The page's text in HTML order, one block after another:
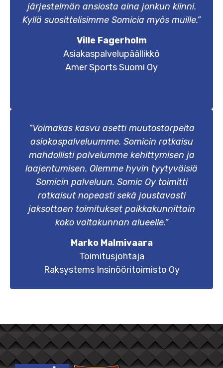
järjestelmän ansiosta aina jonkun kiinni.
Kyllä suosittelisimme Somicia myös muille.”
Ville Fagerholm
Asiakaspalvelupäällikkö
Amer Sports Suomi Oy
”Voimakas kasvu asetti muutostarpeita
asiakaspalveluumme. Somicin ratkaisu
mahdollisti palvelumme kehittymisen ja
laajentumisen. Olemme hyvin tyytyväisiä
Somicin palveluun. Somic Oy toimitti
ratkaisut nopeasti sekä joustavasti
jaksottaen toimitukset paikkakunnittain
koko valtakunnan alueelle.”
Marko Malmivaara
Toimitusjohtaja
Raksystems Insinööritoimisto Oy